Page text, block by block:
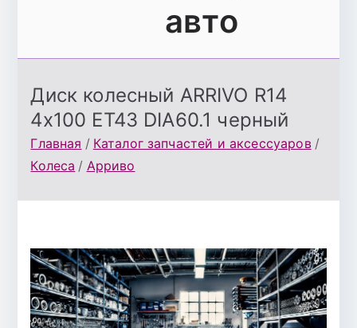
авто
Диск колесный ARRIVO R14
4х100 ET43 DIA60.1 черный
Главная
Каталог запчастей и аксессуаров
Колеса
Арриво